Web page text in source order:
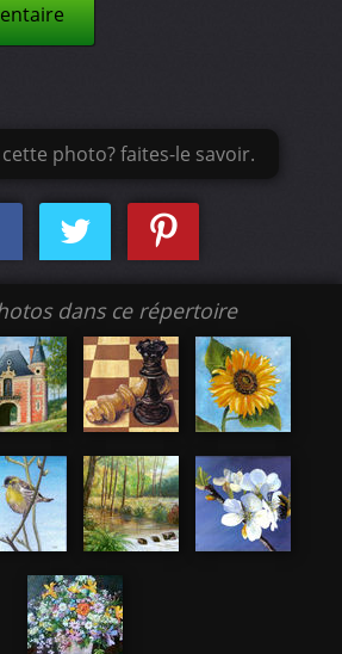
photo? faites-le savoir.
dans ce répertoire